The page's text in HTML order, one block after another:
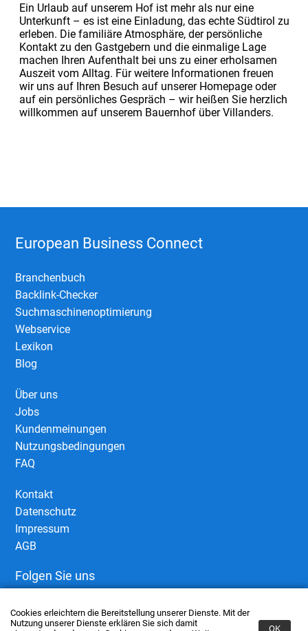
Cookies erleichtern die Bereitstellung unserer Dienste. Mit der
Nutzung unserer Dienste erklären Sie sich damit
OK
Ein Urlaub auf unserem Hof ist mehr als nur eine
Unterkunft – es ist eine Einladung, das echte Südtirol zu
erleben. Die familiäre Atmosphäre, der persönliche
Kontakt zu den Gastgebern und die einmalige Lage
machen Ihren Aufenthalt bei uns zu einer erholsamen
Auszeit vom Alltag. Für weitere Informationen freuen
wir uns auf Ihren Besuch auf unserer Homepage oder
auf ein persönliches Gespräch – wir heißen Sie herzlich
willkommen auf unserem Bauernhof über Villanders.
European Business Connect
Branchenbuch
Backlink-Checker
Suchmaschinenoptimierung
Webservice
Lexikon
Blog
Über uns
Jobs
Kundenmeinungen
Nutzungsbedingungen
FAQ
Kontakt
Datenschutz
Impressum
AGB
Folgen Sie uns